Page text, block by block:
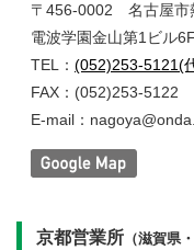
〒456-0002 名古屋市
電波学園金山第1ビル6F
TEL： (052)253-5121(
FAX：(052)253-5122
E-mail：
京都営業所 （滋賀県